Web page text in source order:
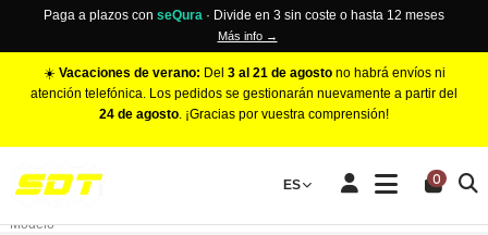
Paga a plazos con seQura · Divide en 3 sin coste o hasta 12 meses
Más info →
☀️ Vacaciones de verano: Del 3 al 21 de agostono habrá envíos ni
atención telefónica. Los pedidos se gestionarán nuevamente a partir del
24 de agosto. ¡Gracias por vuestra comprensión!
ES 0
Make
Modelo